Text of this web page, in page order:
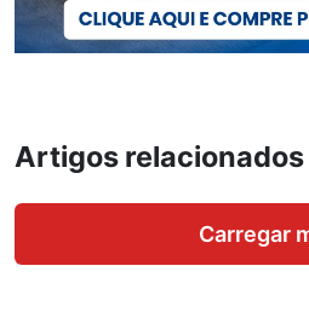
Artigos relacionados
Carregar